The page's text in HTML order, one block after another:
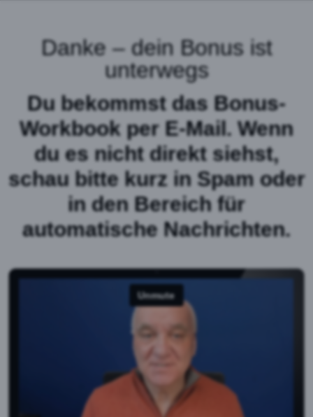
Danke – dein Bonus ist
unterwegs
Du bekommst das Bonus-
Workbook per E-Mail. Wenn
du es nicht direkt siehst,
schau bitte kurz in Spam oder
in den Bereich für
automatische Nachrichten.